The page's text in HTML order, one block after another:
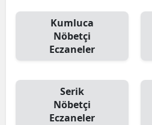
Kumluca
Nöbetçi
Eczaneler
Serik
Nöbetçi
Eczaneler